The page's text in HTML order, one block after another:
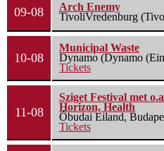
09-08
Arch Enemy
TivoliVredenburg
10-08
Municipal Waste
Dynamo (Dynamo
Tickets
11-08
Sziget Festival met
Horizon, Health
Óbudai Eiland,
Tickets